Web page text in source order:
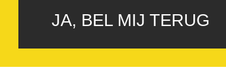
JA, BEL MIJ TERUG